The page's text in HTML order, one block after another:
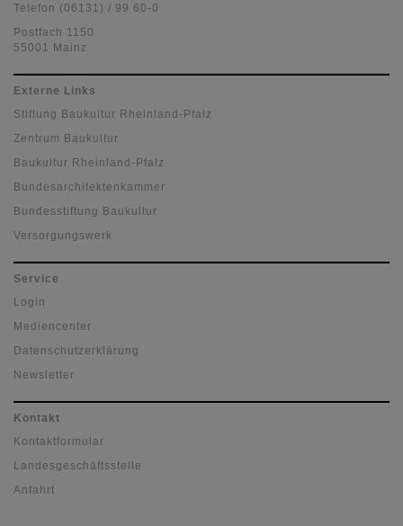
Telefon (06131) / 99 60-0
Postfach 1150
55001 Mainz
Externe Links
Stiftung Baukultur Rheinland-Pfalz
Zentrum Baukultur
Baukultur Rheinland-Pfalz
Bundesarchitektenkammer
Bundesstiftung Baukultur
Versorgungswerk
Service
Login
Mediencenter
Datenschutzerklärung
Newsletter
Kontakt
Kontaktformular
Landesgeschäftsstelle
Anfahrt